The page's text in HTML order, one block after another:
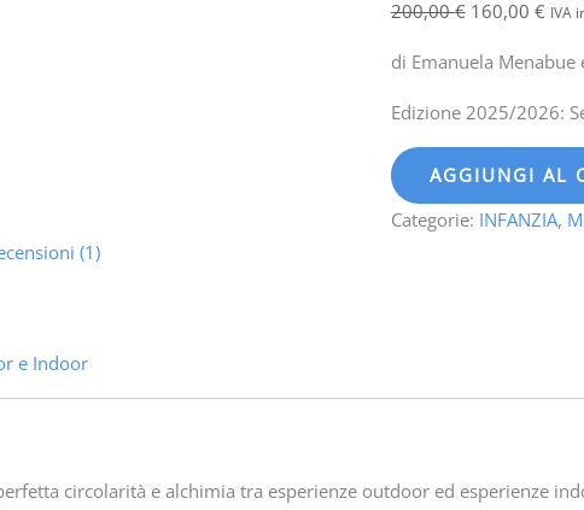
200,00€ 160,00 € IVA
di Emanuela Menabue
Edizione 2025/2026:
natura
città
quantità
AGGIUNGI AL
Categorie: INFANZIA,
(1)
e Indoor
circolarità e alchimia tra esperienze outdoor ed esperienze